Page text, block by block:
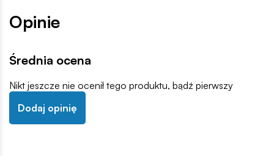
Opinie
Średnia ocena
Nikt jeszcze nie ocenił tego produktu, bądź pierwszy
Dodaj opinię